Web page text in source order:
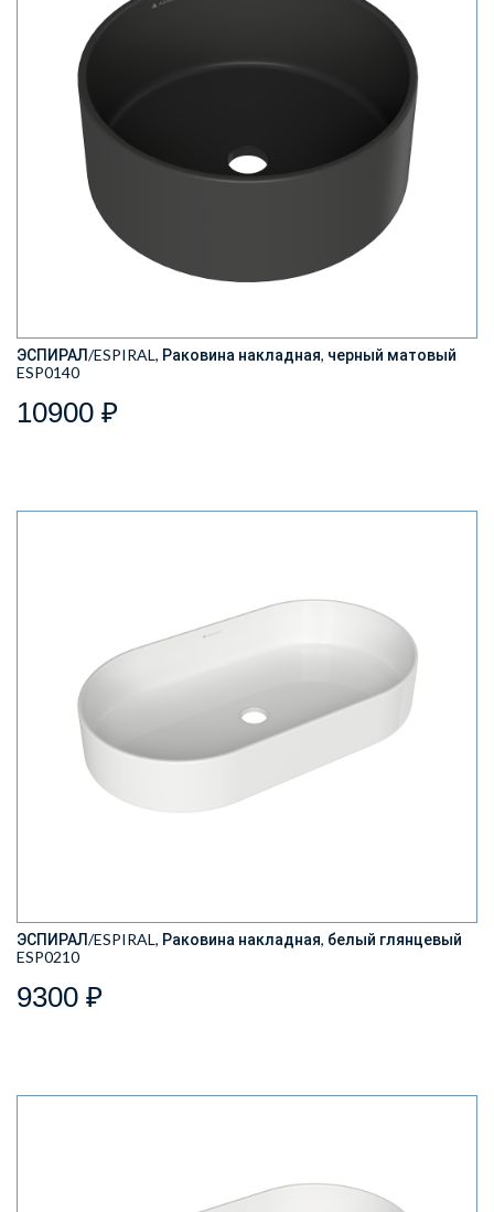
ЭСПИРАЛ/ESPIRAL, Раковина накладная, черный матовый
ESP0140
10900 ₽
ЭСПИРАЛ/ESPIRAL, Раковина накладная, белый глянцевый
ESP0210
9300 ₽